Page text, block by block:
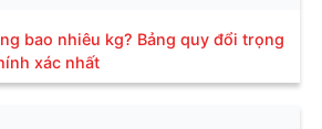
bao nhiêu kg? Bảng quy đổi trọng
xác nhất